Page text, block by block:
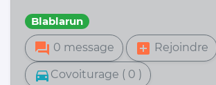
Blablarun
forum 0 message add_box Rejoindre
directions_car Covoiturage ( 0 )